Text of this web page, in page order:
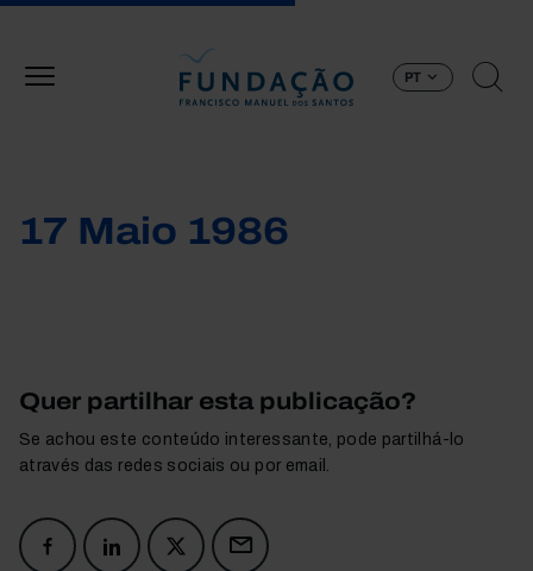
PT
17 Maio 1986
Quer partilhar esta publicação?
Se achou este conteúdo interessante, pode partilhá-lo
através das redes sociais ou por email.